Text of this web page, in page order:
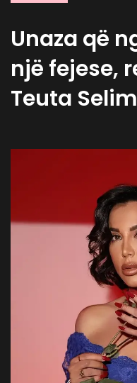
Unaza që
një fejese,
Teuta